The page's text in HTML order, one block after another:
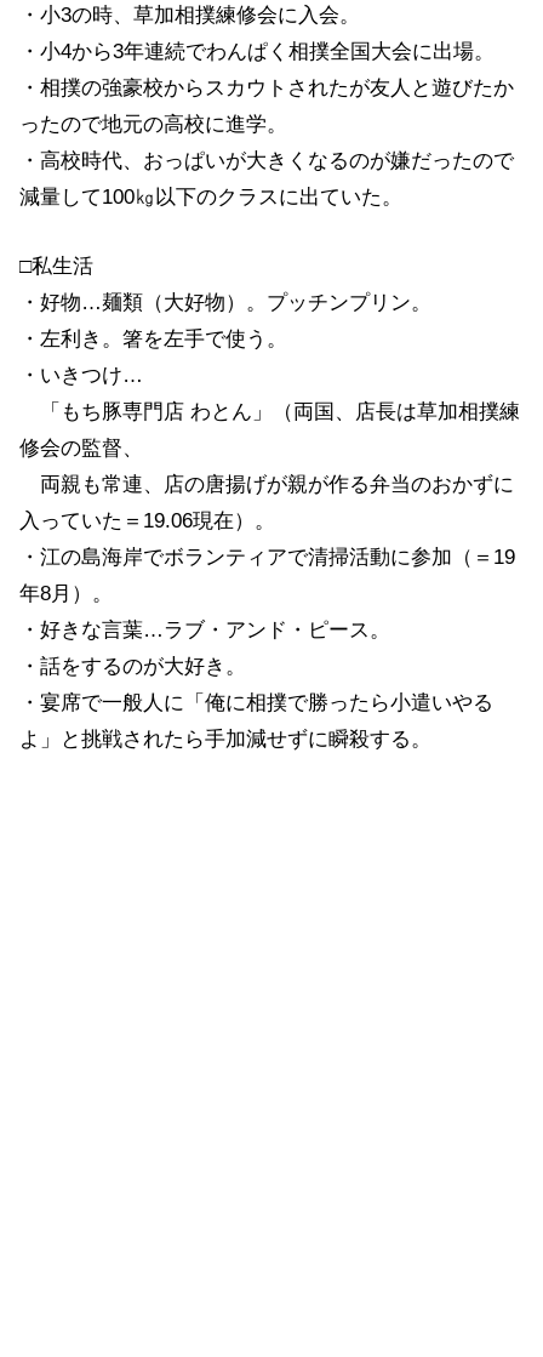
・小3の時、草加相撲練修会に入会。
・小4から3年連続でわんぱく相撲全国大会に出場。
・相撲の強豪校からスカウトされたが友人と遊びたか
ったので地元の高校に進学。
・高校時代、おっぱいが大きくなるのが嫌だったので
減量して100㎏以下のクラスに出ていた。
□私生活
・好物…麺類（大好物）。プッチンプリン。
・左利き。箸を左手で使う。
・いきつけ…
「もち豚専門店 わとん」（両国、店長は草加相撲練
修会の監督、
両親も常連、店の唐揚げが親が作る弁当のおかずに
入っていた＝19.06現在）。
・江の島海岸でボランティアで清掃活動に参加（＝19
年8月）。
・好きな言葉…ラブ・アンド・ピース。
・話をするのが大好き。
・宴席で一般人に「俺に相撲で勝ったら小遣いやる
よ」と挑戦されたら手加減せずに瞬殺する。